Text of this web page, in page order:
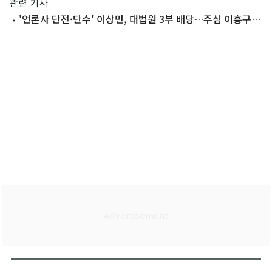
관련 기사
'언론사 단전·단수' 이상민, 대법원 3부 배당…주심 이흥구